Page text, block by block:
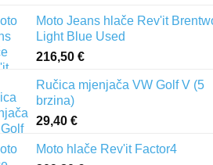
Moto Jeans hlače Rev'it
Light Blue Used
216,50 €
Ručica mjenjača VW Golf V (5
brzina)
29,40 €
Moto hlače Rev'it Factor4